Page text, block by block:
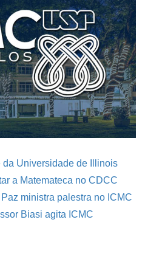
da Universidade de Illinois
a Matemateca no CDCC
ministra palestra no ICMC
Biasi agita ICMC